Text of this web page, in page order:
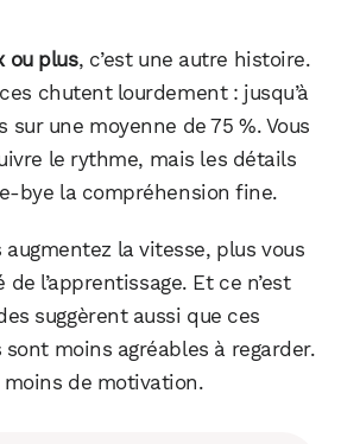
ou plus, c’est une autre histoire.
chutent lourdement : jusqu’à
sur une moyenne de 75 %. Vous
le rythme, mais les détails
bye la compréhension fine.
augmentez la vitesse, plus vous
l’apprentissage. Et ce n’est
suggèrent aussi que ces
moins agréables à regarder.
de motivation.